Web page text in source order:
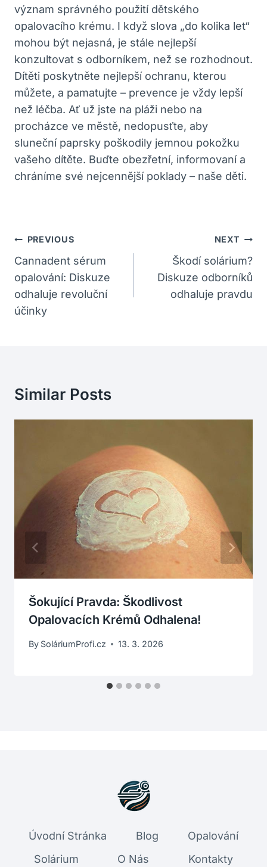
význam správného použití dětského
opalovacího krému. I když slova „do kolika let“
mohou být nejasná, je stále nejlepší
konzultovat s odborníkem, než se rozhodnout.
Dítěti poskytněte nejlepší ochranu, kterou
můžete, a pamatujte – prevence je vždy lepší
než léčba. Ať už jste na pláži nebo na
procházce ve městě, nedopusťte, aby
sluneční paprsky poškodily jemnou pokožku
vašeho dítěte. Buďte obezřetní, informovaní a
chráníme své nejcennější poklady – naše děti.
Navigace
Pro
Příspěvek
PREVIOUS
Cannadent sérum
opalování: Diskuze
odhaluje revoluční
účinky
NEXT
Škodí solárium?
Diskuze odborníků
odhaluje pravdu
Similar Posts
Šokující Pravda: Škodlivost
Opalovacích Krémů Odhalena!
By SoláriumProfi.cz 13. 3. 2026
Úvodní Stránka Blog
Opalování
Solárium
O Nás Kontakty